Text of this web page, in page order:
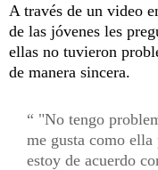
A través de un video
de las jóvenes les
ellas no tuvieron
de manera sincera.
"No tengo
me gusta como
estoy de acuerdo